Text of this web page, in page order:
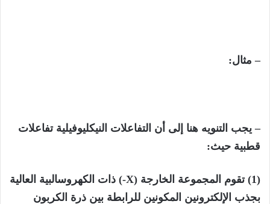
– مثال:
– يجب التنويه هنا إلى أن التفاعلات النيكليوفيلية تفاعلات
قطبية حيث:
(1) تقوم المجموعة الخارجة (X-) ذات الكهروسالبية العالية
بجذب الإلكترونين المكونين للرابطة بين ذرة الكربون